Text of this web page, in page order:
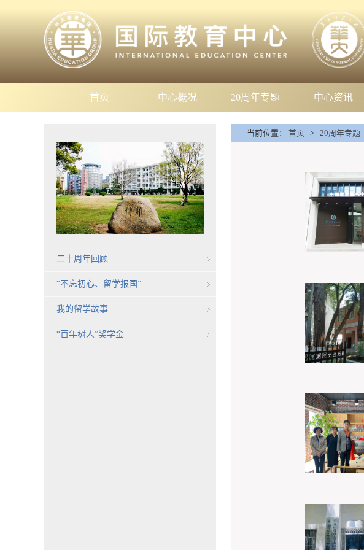
首页 中心概况 20周年专题 中心资讯
二十周年回顾
“不忘初心、留学报国”
我的留学故事
“百年树人”奖学金
当前位置： 首页 > 20周年专题